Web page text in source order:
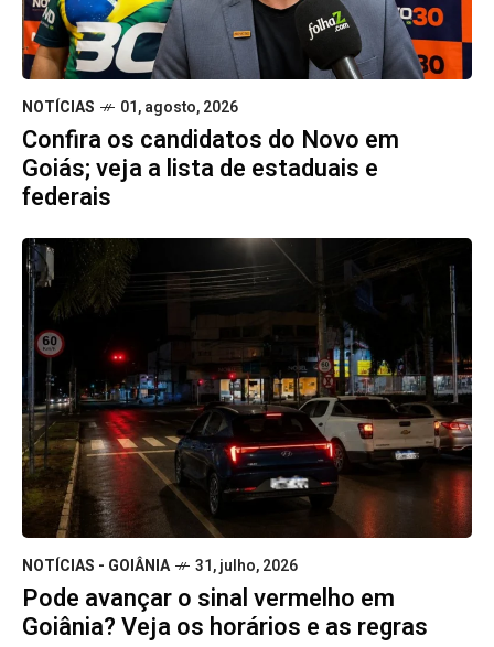
NOTÍCIAS 01, agosto, 2026
Confira os candidatos do Novo em
Goiás; veja a lista de estaduais e
federais
NOTÍCIAS - GOIÂNIA 31, julho, 2026
Pode avançar o sinal vermelho em
Goiânia? Veja os horários e as regras